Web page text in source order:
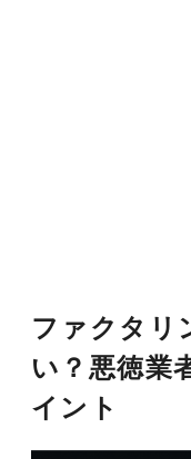
ファクタリ
い？悪徳業
イント